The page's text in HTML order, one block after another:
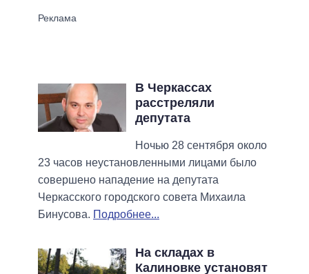
В Черкассах
расстреляли
депутата
Ночью 28 сентября около
23 часов неустановленными лицами было
совершено нападение на депутата
Черкасского городского совета Михаила
Бинусова. Подробнее...
На складах в
Калиновке установят